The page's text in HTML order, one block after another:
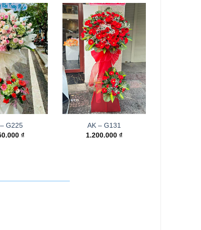
G225
₫
AK – G131
1.200.000 ₫